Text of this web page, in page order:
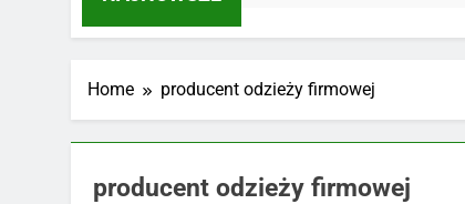
Home producent odzieży firmowej
producent odzieży firmowej